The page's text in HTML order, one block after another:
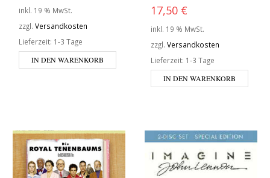
inkl. 19 % MwSt.
zzgl. Versandkosten
Lieferzeit: 1-3 Tage
IN DEN WARENKORB
17,50 €
inkl. 19 % MwSt.
zzgl. Versandkosten
Lieferzeit: 1-3 Tage
IN DEN WARENKORB